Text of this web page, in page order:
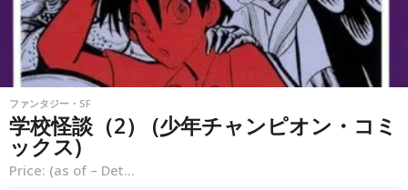
ファンタジー・SF
学校怪談（2） (少年チャンピオン・コミ
ックス)
Price: (as of – Det...